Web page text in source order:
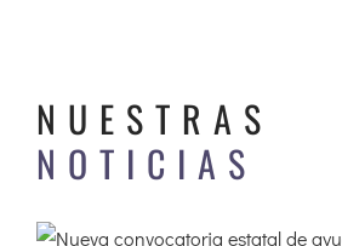
NUESTRAS
NOTICIAS